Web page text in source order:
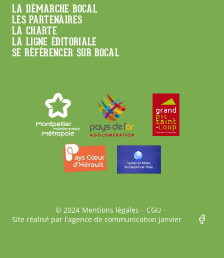
Menu
Footer
LA DÉMARCHE BOCAL
LES PARTENAIRES
LA CHARTE
LA LIGNE ÉDITORIALE
SE RÉFÉRENCER SUR BOCAL
Bas © 2024 Mentions légales
CGU
Site réalisé par l'agence de communication Janvier